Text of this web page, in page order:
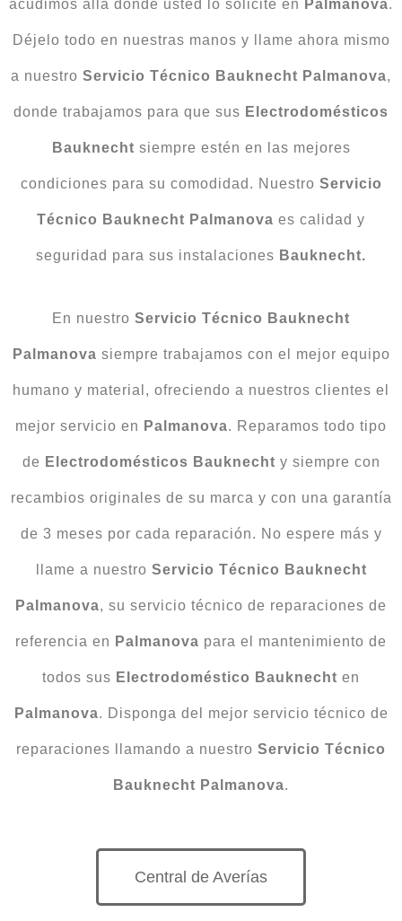
acudimos allá donde usted lo solicite en Palmanova.
Déjelo todo en nuestras manos y llame ahora mismo
a nuestro Servicio Técnico Bauknecht Palmanova,
donde trabajamos para que sus Electrodomésticos
Bauknecht siempre estén en las mejores
condiciones para su comodidad. Nuestro Servicio
Técnico Bauknecht Palmanova es calidad y
seguridad para sus instalaciones Bauknecht.
En nuestro Servicio Técnico Bauknecht
Palmanova siempre trabajamos con el mejor equipo
humano y material, ofreciendo a nuestros clientes el
mejor servicio en Palmanova. Reparamos todo tipo
de Electrodomésticos Bauknecht y siempre con
recambios originales de su marca y con una garantía
de 3 meses por cada reparación. No espere más y
llame a nuestro Servicio Técnico Bauknecht
Palmanova, su servicio técnico de reparaciones de
referencia en Palmanova para el mantenimiento de
todos sus Electrodoméstico Bauknecht en
Palmanova. Disponga del mejor servicio técnico de
reparaciones llamando a nuestro Servicio Técnico
Bauknecht Palmanova.
Central de Averías